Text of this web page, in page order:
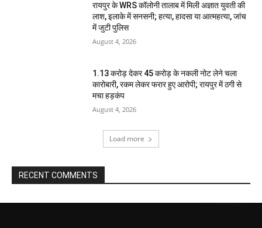
रायपुर के WRS कॉलोनी तालाब में मिली अज्ञात युवती की
लाश, इलाके में सनसनी; हत्या, हादसा या आत्महत्या, जांच
में जुटी पुलिस
August 4, 2026
1.13 करोड़ देकर 45 करोड़ के नकली नोट लेने चला
कारोबारी, रकम लेकर फरार हुए आरोपी; रायपुर में ठगी से
मचा हड़कंप
August 4, 2026
Load more
RECENT COMMENTS